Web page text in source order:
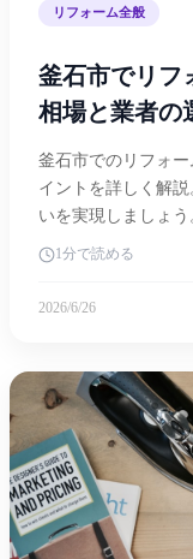
リフォーム全般
釜石市でリフ
相場と業者の
釜石市でのリフォ
イントを詳しく解
いを実現しましょう
1分で読める
2026/6/26